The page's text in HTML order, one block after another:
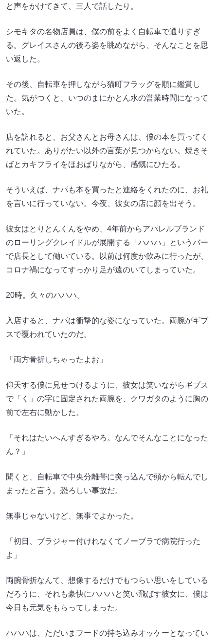
と声をかけてきて、三人で話したり。
シモキタの名物店員は、僕の前をよく自転車で通りすぎ
る。グレイスさんの後ろ姿を眺めながら、そんなことを思
い返した。
その後、自転車を押しながら猫町フラッグを順に鑑賞し
た。気がつくと、いつのまにかとん水の営業時間になって
いた。
店を訪れると、お父さんとお母さんは、僕の本を買ってく
れていた。ありがたい以外の言葉が見つからない。焼きそ
ばとカキフライをほおばりながら、感慨にひたる。
そういえば、ナパも本を買ったと連絡をくれたのに、お礼
を言いに行っていない。今夜、彼女の店に顔を出そう。
彼女はとりとんくんをやめ、4年前からアパレルブランド
のローリングクレイドルが展開する「ハハハ」というバー
で店長として働いている。以前は何度か飲みに行ったが、
コロナ禍になってすっかり足が遠のいてしまっていた。
20時。久々のハハハ。
入店すると、ナパは衝撃的な姿になっていた。両腕がギブ
スで覆われていたのだ。
「両方骨折しちゃったよお」
仰天する僕に見せつけるように、彼女は笑いながらギブス
で「く」の字に固定された両腕を、クワガタのように胸の
前で左右に動かした。
「それはたいへんすぎるやろ。なんでそんなことになった
ん？」
聞くと、自転車で中央分離帯に突っ込んで頭から転んでし
まったと言う。恐ろしい事故だ。
無事じゃないけど、無事でよかった。
「初日、ブラジャー付けれなくてノーブラで病院行った
よ」
両腕骨折なんて、想像するだけでもつらい思いをしている
だろうに、それも豪快にハハハと笑い飛ばす彼女に、僕は
今日も元気をもらってしまった。
ハハハは、ただいまフードの持ち込みオッケーとなってい